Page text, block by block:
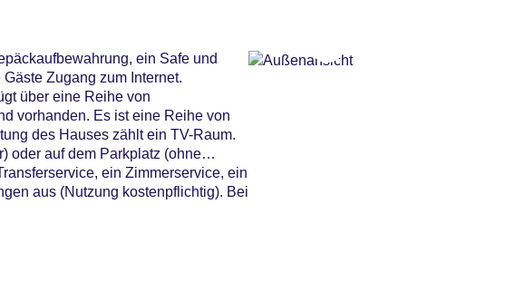
ein Safe und
Zugang zum Internet.
über eine Reihe von
vorhanden. Es ist eine Reihe von
des Hauses zählt ein TV-Raum.
oder auf dem Parkplatz (ohne
ein Zimmerservice, ein
aus (Nutzung kostenpflichtig). Bei